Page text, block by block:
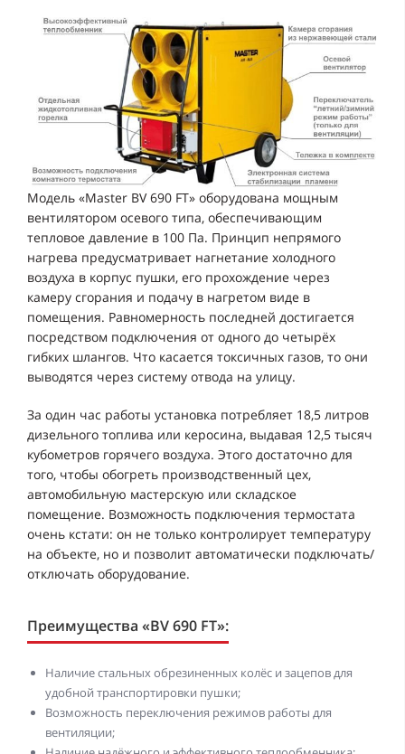
Модель «Master BV 690 FT» оборудована мощным
вентилятором осевого типа, обеспечивающим
тепловое давление в 100 Па. Принцип непрямого
нагрева предусматривает нагнетание холодного
воздуха в корпус пушки, его прохождение через
камеру сгорания и подачу в нагретом виде в
помещения. Равномерность последней достигается
посредством подключения от одного до четырёх
гибких шлангов. Что касается токсичных газов, то они
выводятся через систему отвода на улицу.
За один час работы установка потребляет 18,5 литров
дизельного топлива или керосина, выдавая 12,5 тысяч
кубометров горячего воздуха. Этого достаточно для
того, чтобы обогреть производственный цех,
автомобильную мастерскую или складское
помещение. Возможность подключения термостата
очень кстати: он не только контролирует температуру
на объекте, но и позволит автоматически подключать/
отключать оборудование.
Преимущества «BV 690 FT»:
Наличие стальных обрезиненных колёс и зацепов для
удобной транспортировки пушки;
Возможность переключения режимов работы для
вентиляции;